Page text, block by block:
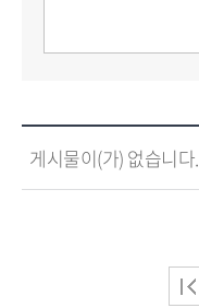
게시물이(가) 없습니다.